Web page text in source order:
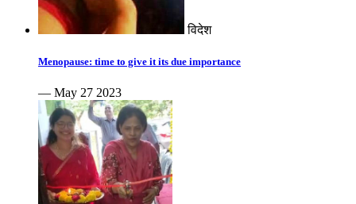
विदेश
Menopause: time to give it its due importance
— May 27 2023